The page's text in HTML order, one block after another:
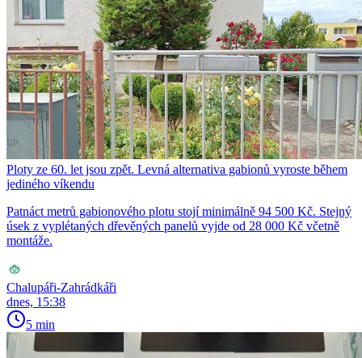
Ploty ze 60. let jsou zpět. Levná alternativa gabionů vyroste během
jediného víkendu
Patnáct metrů gabionového plotu stojí minimálně 94 500 Kč. Stejný
úsek z vyplétaných dřevěných panelů vyjde od 28 000 Kč včetně
montáže.
Chalupáři-Zahrádkáři
dnes, 15:38
5 min